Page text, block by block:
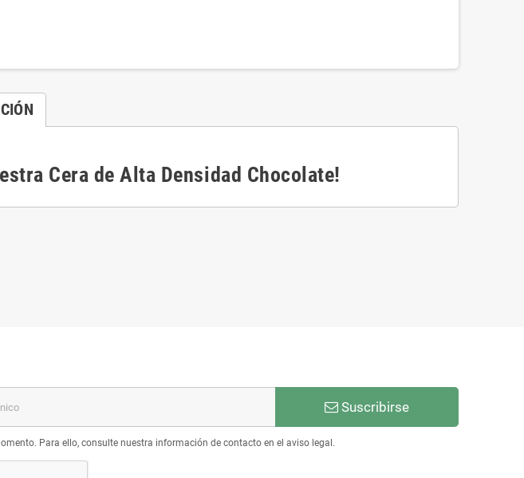
Cera de Alta Densidad Chocolate!
Suscribirse
Para ello, consulte nuestra información de contacto en el aviso legal.